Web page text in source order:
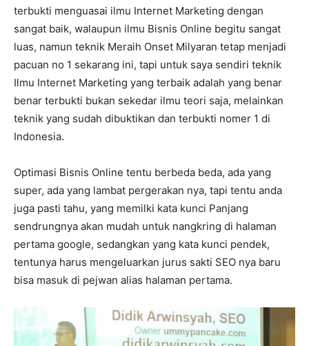
terbukti menguasai ilmu Internet Marketing dengan
sangat baik, walaupun ilmu Bisnis Online begitu sangat
luas, namun teknik Meraih Onset Milyaran tetap menjadi
pacuan no 1 sekarang ini, tapi untuk saya sendiri teknik
Ilmu Internet Marketing yang terbaik adalah yang benar
benar terbukti bukan sekedar ilmu teori saja, melainkan
teknik yang sudah dibuktikan dan terbukti nomer 1 di
Indonesia.
Optimasi Bisnis Online tentu berbeda beda, ada yang
super, ada yang lambat pergerakan nya, tapi tentu anda
juga pasti tahu, yang memilki kata kunci Panjang
sendrungnya akan mudah untuk nangkring di halaman
pertama google, sedangkan yang kata kunci pendek,
tentunya harus mengeluarkan jurus sakti SEO nya baru
bisa masuk di pejwan alias halaman pertama.